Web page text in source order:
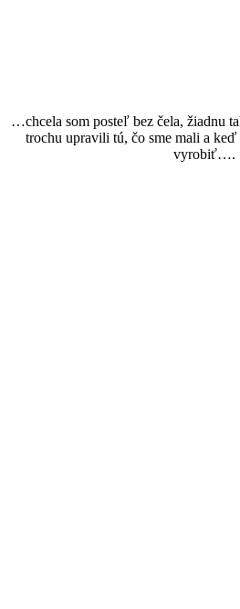
…chcela som posteľ bez čela, žiadnu
trochu upravili tú, čo sme mali a keď
vyrobiť….